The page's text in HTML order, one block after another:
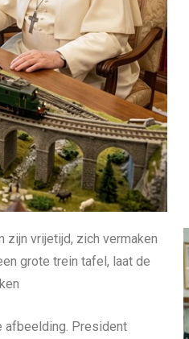
zijn vrijetijd, zich vermaken
grote trein tafel, laat de
afbeelding. President